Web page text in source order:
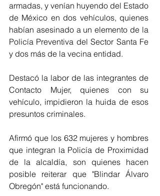
armadas, y venían huyendo del Estado
de México en dos vehículos, quienes
habían asesinado a un elemento de la
Policía Preventiva del Sector Santa Fe
y dos más de la vecina entidad.
Destacó la labor de las integrantes de
Contacto Mujer, quienes con su
vehículo, impidieron la huida de esos
presuntos criminales.
Afirmó que los 632 mujeres y hombres
que integran la Policía de Proximidad
de la alcaldía, son quienes hacen
posible reiterar que "Blindar Álvaro
Obregón" está funcionando.